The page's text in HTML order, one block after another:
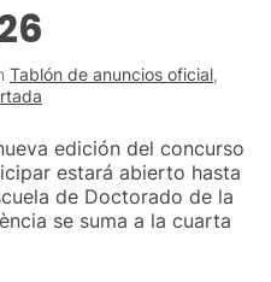
Tablón de anuncios oficial,
edición del concurso
estará abierto hasta
de Doctorado de la
se suma a la cuarta